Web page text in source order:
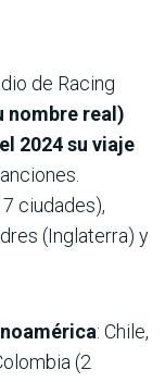
de Racing
nombre real)
2024 su viaje
ciudades),
(Inglaterra) y
: Chile,
(2